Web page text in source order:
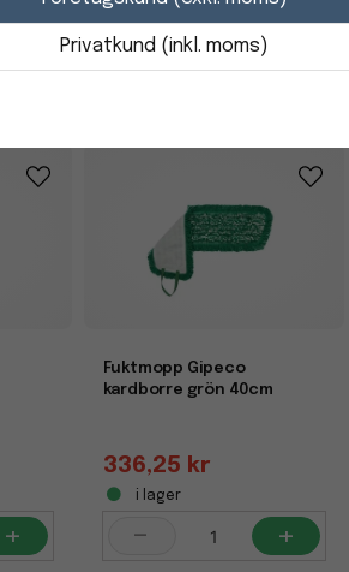
+
Fuktmopp Gipeco
kardborre grön 40cm
336,25 kr
i lager
- +
Privatkund (inkl. moms)